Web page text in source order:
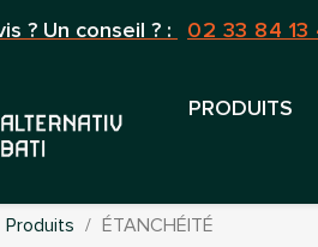
? Un conseil ? : 02 33 84 13
PRODUITS
Produits ÉTANCHÉITÉ